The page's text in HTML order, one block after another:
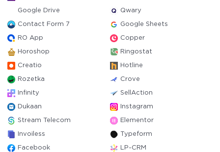
Google Drive Qwary
Contact Form 7 Google Sheets
RO App Copper
Horoshop Ringostat
Creatio Hotline
Rozetka Crove
Infinity SellAction
Dukaan Instagram
Stream Telecom Elementor
Invoiless Typeform
Facebook LP-CRM